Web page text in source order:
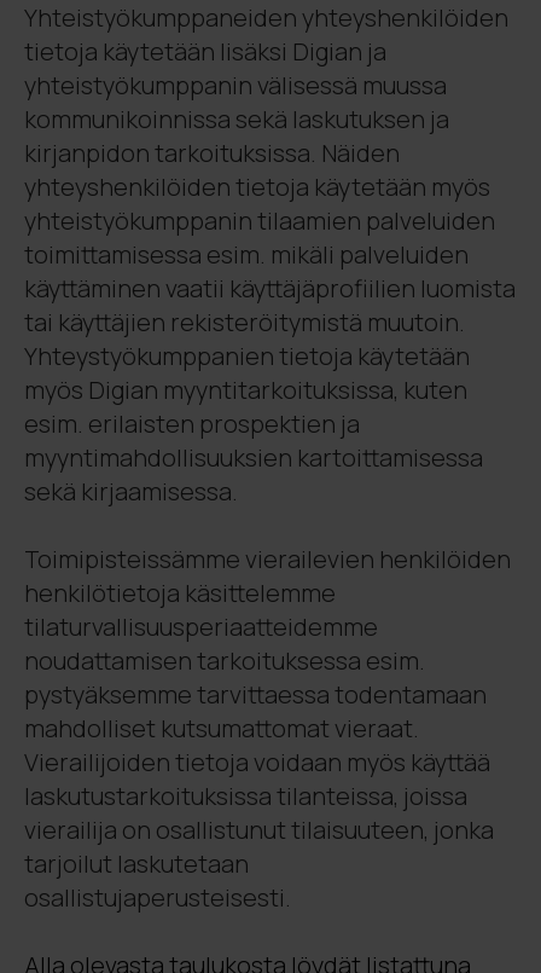
Yhteistyökumppaneiden yhteyshenkilöiden
tietoja käytetään lisäksi Digian ja
yhteistyökumppanin välisessä muussa
kommunikoinnissa sekä laskutuksen ja
kirjanpidon tarkoituksissa. Näiden
yhteyshenkilöiden tietoja käytetään myös
yhteistyökumppanin tilaamien palveluiden
toimittamisessa esim. mikäli palveluiden
käyttäminen vaatii käyttäjäprofiilien luomista
tai käyttäjien rekisteröitymistä muutoin.
Yhteystyökumppanien tietoja käytetään
myös Digian myyntitarkoituksissa, kuten
esim. erilaisten prospektien ja
myyntimahdollisuuksien kartoittamisessa
sekä kirjaamisessa.
Toimipisteissämme vierailevien henkilöiden
henkilötietoja käsittelemme
tilaturvallisuusperiaatteidemme
noudattamisen tarkoituksessa esim.
pystyäksemme tarvittaessa todentamaan
mahdolliset kutsumattomat vieraat.
Vierailijoiden tietoja voidaan myös käyttää
laskutustarkoituksissa tilanteissa, joissa
vierailija on osallistunut tilaisuuteen, jonka
tarjoilut laskutetaan
osallistujaperusteisesti.
Alla olevasta taulukosta löydät listattuna